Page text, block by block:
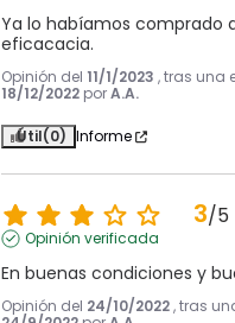
Ya lo habíamos comprado
eficacacia.
Opinión del 11/1/2023 , tras una
18/12/2022 porA.A.
Útil(0) Informe
3/5
Opinión verificada
En buenas condiciones y
Opinión del 24/10/2022 , tras